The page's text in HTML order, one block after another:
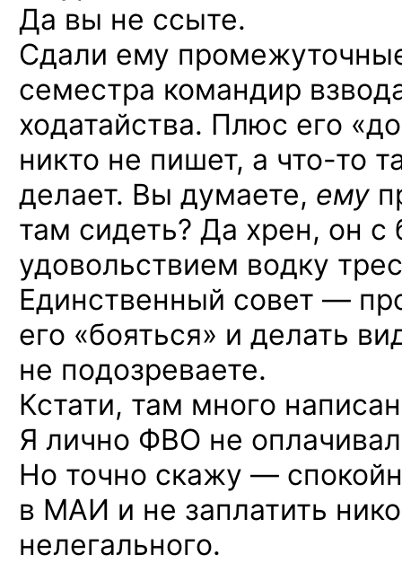
Да вы не ссыте.
Сдали ему
семестра командир
ходатайства. Плюс его
никто не пишет, а что-то
делает. Вы думаете, ему
там сидеть? Да хрен, он с
удовольствием водку
Единственный совет —
его «бояться» и делать
не подозреваете.
Кстати, там много
Я лично ФВО не
Но точно скажу —
в МАИ и не заплатить
нелегального.